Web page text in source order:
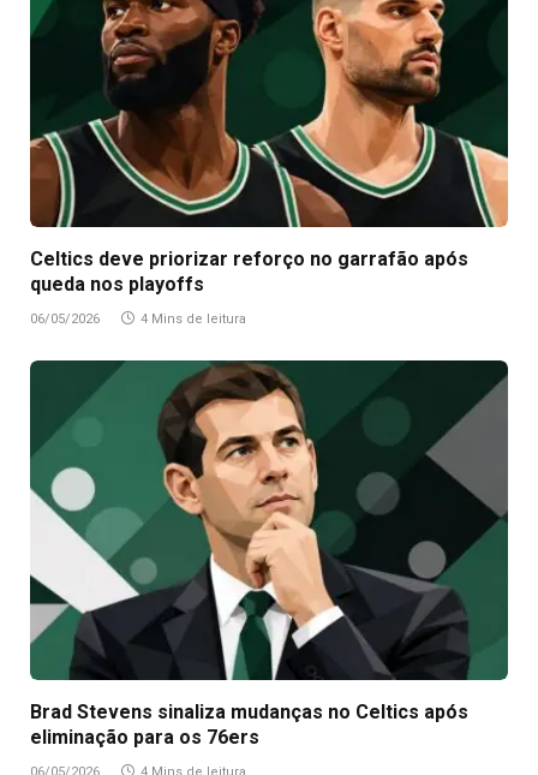
Celtics deve priorizar reforço no garrafão após
queda nos playoffs
06/05/2026 4 Mins de leitura
Brad Stevens sinaliza mudanças no Celtics após
eliminação para os 76ers
06/05/2026 4 Mins de leitura